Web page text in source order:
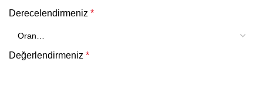
Derecelendirmeniz *
Değerlendirmeniz *